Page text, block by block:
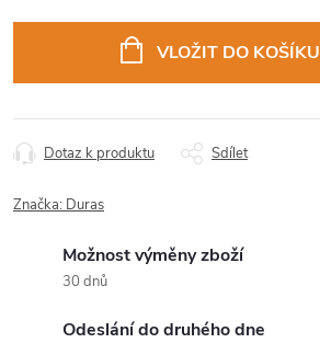
VLOŽIT DO KOŠÍKU
Dotaz k produktu Sdílet
Značka: Duras
Možnost výměny zboží
30 dnů
Odeslání do druhého dne